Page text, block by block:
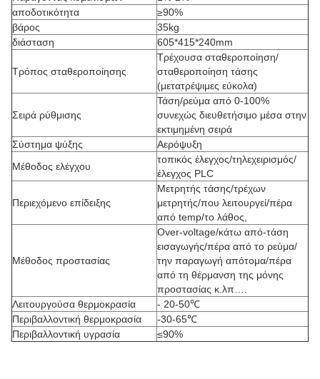
αποδοτικότητα
≥90%
βάρος
35kg
διάσταση
605*415*240mm
Τρόπος σταθεροποίησης
Τρέχουσα σταθεροποίηση/
σταθεροποίηση τάσης
(μετατρέψιμες εύκολα)
Σειρά ρύθμισης
Τάση/ρεύμα από 0-100%
συνεχώς διευθετήσιμο μέσα στην
εκτιμημένη σειρά
Σύστημα ψύξης
Αερόψυξη
Μέθοδος ελέγχου
τοπικός έλεγχος/τηλεχειρισμός/
έλεγχος PLC
Περιεχόμενο επίδειξης
Μετρητής τάσης/τρέχων
μετρητής/που λειτουργεί/πέρα
από temp/το λάθος,
Μέθοδος προστασίας
Over-voltage/κάτω από-τάση
εισαγωγής/πέρα από το ρεύμα/
την παραγωγή απότομα/πέρα
από τη θέρμανση της μόνης
προστασίας κ.λπ….
Λειτουργούσα θερμοκρασία
- 20-50℃
Περιβαλλοντική θερμοκρασία
-30-65℃
Περιβαλλοντική υγρασία
≤90%